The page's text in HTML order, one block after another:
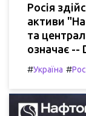
Росія
активи
та
означає --
#Україна #